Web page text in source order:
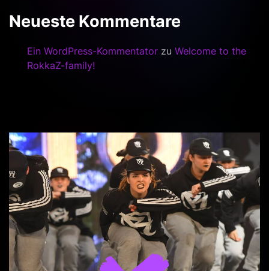
Neueste Kommentare
Ein WordPress-Kommentator zu Welcome to the
RokkaZ-family!